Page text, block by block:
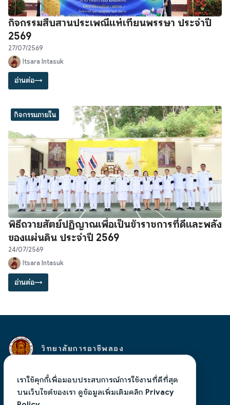
กิจกรรมสืบสานประเพณีแห่เทียนพรรษา ประจำปี
2569
27/07/2569
Itsara Intasuk
อ่านต่อ→
กิจกรรมภายใน
พิธีถวายสัตย์ปฏิญาณเพื่อเป็นข้าราชการที่ดีและพลัง
ของแผ่นดิน ประจำปี 2569
24/07/2569
Itsara Intasuk
อ่านต่อ→
วิทยาลัยการอาชีพลอง
เลขที่ 94 หมู่ 10 ตำบลห้วยอ้อ อำเภอลอง จังหวัดแพร่
54150 โทร 054583117admin@lic.ac.th, งานสารบรรณ
liclong.phrae@gmail.com
เราใช้คุกกี้เพื่อมอบประสบการณ์การใช้งานที่ดีที่สุด
บนเว็บไซต์ของเรา ดูข้อมูลเพิ่มเติมคลิก Privacy